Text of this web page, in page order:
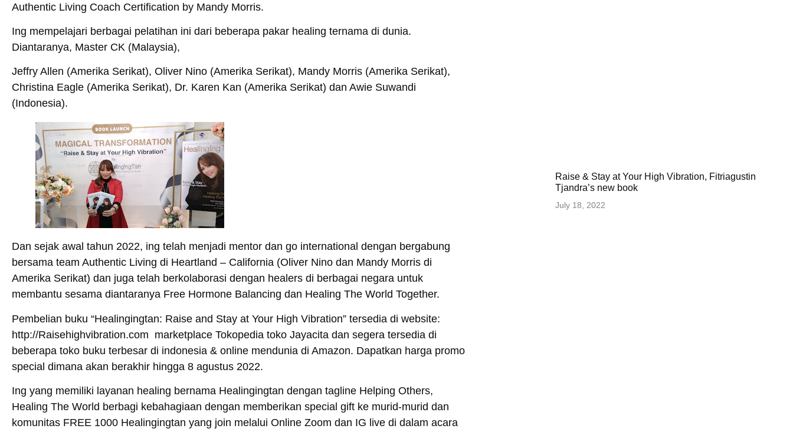
Authentic Living Coach Certification by Mandy Morris.
Ing mempelajari berbagai pelatihan ini dari beberapa pakar healing ternama di dunia.
Diantaranya, Master CK (Malaysia),
Jeffry Allen (Amerika Serikat), Oliver Nino (Amerika Serikat), Mandy Morris (Amerika Serikat),
Christina Eagle (Amerika Serikat), Dr. Karen Kan (Amerika Serikat) dan Awie Suwandi
(Indonesia).
Dan sejak awal tahun 2022, ing telah menjadi mentor dan go international dengan bergabung
bersama team Authentic Living di Heartland – California (Oliver Nino dan Mandy Morris di
Amerika Serikat) dan juga telah berkolaborasi dengan healers di berbagai negara untuk
membantu sesama diantaranya Free Hormone Balancing dan Healing The World Together.
Pembelian buku “Healingingtan: Raise and Stay at Your High Vibration” tersedia di website:
http://Raisehighvibration.com marketplace Tokopedia toko Jayacita dan segera tersedia di
beberapa toko buku terbesar di indonesia & online mendunia di Amazon. Dapatkan harga promo
special dimana akan berakhir hingga 8 agustus 2022.
Ing yang memiliki layanan healing bernama Healingingtan dengan tagline Helping Others,
Healing The World berbagi kebahagiaan dengan memberikan special gift ke murid-murid dan
komunitas FREE 1000 Healingingtan yang join melalui Online Zoom dan IG live di dalam acara
Raise & Stay at Your High Vibration, Fitriagustin
Tjandra’s new book
July 18, 2022